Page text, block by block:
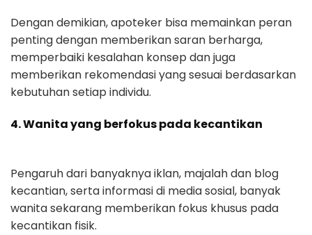
Dengan demikian, apoteker bisa memainkan peran
penting dengan memberikan saran berharga,
memperbaiki kesalahan konsep dan juga
memberikan rekomendasi yang sesuai berdasarkan
kebutuhan setiap individu.
4. Wanita yang berfokus pada kecantikan
Pengaruh dari banyaknya iklan, majalah dan blog
kecantian, serta informasi di media sosial, banyak
wanita sekarang memberikan fokus khusus pada
kecantikan fisik.